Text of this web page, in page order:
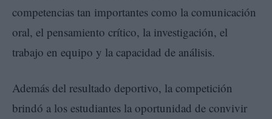
competencias tan importantes como la comunicación
oral, el pensamiento crítico, la investigación, el
trabajo en equipo y la capacidad de análisis.
Además del resultado deportivo, la competición
brindó a los estudiantes la oportunidad de convivir